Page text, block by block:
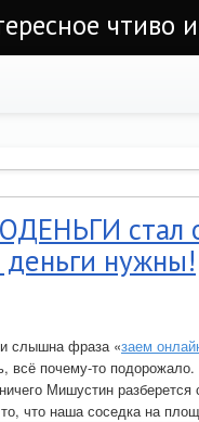
чтиво
стал
нужны!
слышна фраза «заем
всё почему-то подорожало.
Мишустин
что наша соседка на